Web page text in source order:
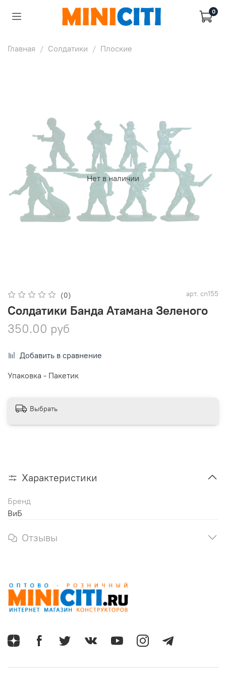
0
Главная Солдатики Плоские
Нет в наличии
(0) арт. cn155
Солдатики Банда Атамана Зеленого
350.00 руб
Добавить в сравнение
Упаковка - Пакетик
Выбрать
Характеристики
Бренд
ВиБ
Отзывы